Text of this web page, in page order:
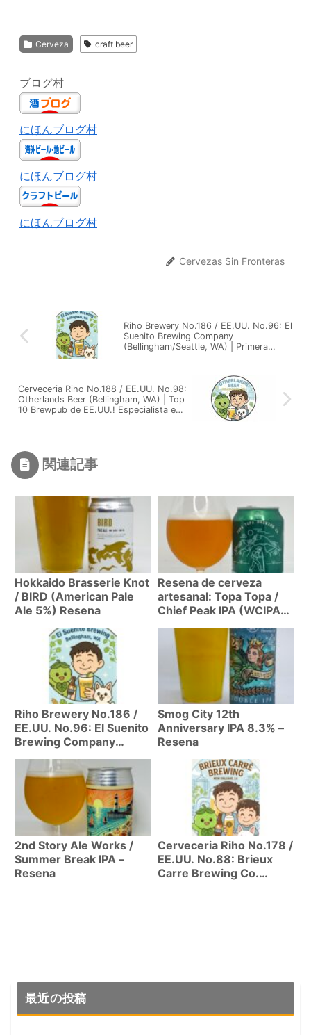
Cerveza craft beer
ブログ村
にほんブログ村
にほんブログ村
にほんブログ村
Cervezas Sin Fronteras
Riho Brewery No.186 / EE.UU. No.96: El
Suenito Brewing Company
(Bellingham/Seattle, WA) | Primera
Cerveceria Riho No.188 / EE.UU. No.98:
Otherlands Beer (Bellingham, WA) | Top
10 Brewpub de EE.UU.! Especialista en
関連記事
Hokkaido Brasserie Knot
/ BIRD (American Pale
Ale 5%) Resena
Resena de cerveza
artesanal: Topa Topa /
Chief Peak IPA (WCIPA
Riho Brewery No.186 /
EE.UU. No.96: El Suenito
Brewing Company
(Bellingham/Seattle,
WA) | Primera
cerveceria mexicana y
queer del estado de
Washington
Smog City 12th
Anniversary IPA 8.3% –
Resena
2nd Story Ale Works /
Summer Break IPA –
Resena
Cerveceria Riho No.178 /
EE.UU. No.88: Brieux
Carre Brewing Co.
最近の投稿